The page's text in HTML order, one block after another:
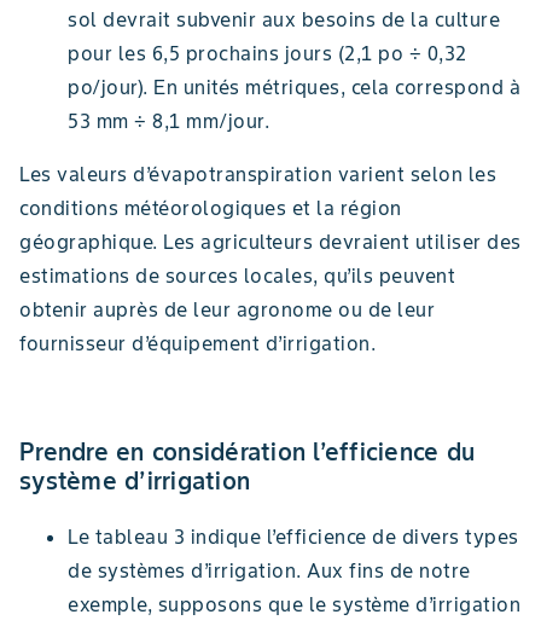
sol devrait subvenir aux besoins de la culture
pour les 6,5 prochains jours (2,1 po ÷ 0,32
po/jour). En unités métriques, cela correspond à
53 mm ÷ 8,1 mm/jour.
Les valeurs d’évapotranspiration varient selon les
conditions météorologiques et la région
géographique. Les agriculteurs devraient utiliser des
estimations de sources locales, qu’ils peuvent
obtenir auprès de leur agronome ou de leur
fournisseur d’équipement d’irrigation.
Prendre en considération l’efficience du
système d’irrigation
Le tableau 3 indique l’efficience de divers types
de systèmes d’irrigation. Aux fins de notre
exemple, supposons que le système d’irrigation